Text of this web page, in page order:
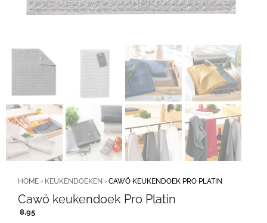
HOME › KEUKENDOEKEN › CAWÖ KEUKENDOEK PRO PLATIN
Cawö keukendoek Pro Platin
8,95